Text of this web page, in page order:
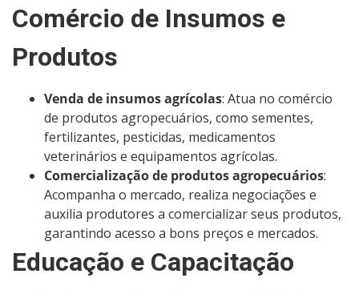
Comércio de Insumos e
Produtos
Venda de insumos agrícolas: Atua no comércio
de produtos agropecuários, como sementes,
fertilizantes, pesticidas, medicamentos
veterinários e equipamentos agrícolas.
Comercialização de produtos agropecuários:
Acompanha o mercado, realiza negociações e
auxilia produtores a comercializar seus produtos,
garantindo acesso a bons preços e mercados.
Educação e Capacitação